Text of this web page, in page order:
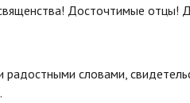
Досточтимые отцы!
радостными словами,